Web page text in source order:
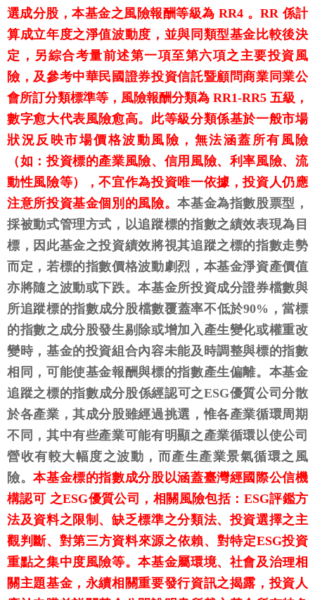
選成分股，本基金之風險報酬等級為 RR4 。RR 係計
算成立年度之淨值波動度，並與同類型基金比較後決
定，另綜合考量前述第一項至第六項之主要投資風
險，及參考中華民國證券投資信託暨顧問商業同業公
會所訂分類標準等，風險報酬分類為 RR1-RR5 五級，
數字愈大代表風險愈高。此等級分類係基於一般市場
狀況反映市場價格波動風險，無法涵蓋所有風險
（如：投資標的產業風險、信用風險、利率風險、流
動性風險等），不宜作為投資唯一依據，投資人仍應
注意所投資基金個別的風險。本基金為指數股票型，
採被動式管理方式，以追蹤標的指數之績效表現為目
標，因此基金之投資績效將視其追蹤之標的指數走勢
而定，若標的指數價格波動劇烈，本基金淨資產價值
亦將隨之波動或下跌。本基金所投資成分證券檔數與
所追蹤標的指數成分股檔數覆蓋率不低於90%，當標
的指數之成分股發生剔除或增加入產生變化或權重改
變時，基金的投資組合內容未能及時調整與標的指數
相同，可能使基金報酬與標的指數產生偏離。本基金
追蹤之標的指數成分股係經認可之ESG優質公司分散
於各產業，其成分股雖經過挑選，惟各產業循環周期
不同，其中有些產業可能有明顯之產業循環以使公司
營收有較大幅度之波動，而產生產業景氣循環之風
險。本基金標的指數成分股以涵蓋臺灣經國際公信機
構認可 之ESG優質公司，相關風險包括：ESG評鑑方
法及資料之限制、缺乏標準之分類法、投資選擇之主
觀判斷、對第三方資料來源之依賴、對特定ESG投資
重點之集中度風險等。本基金屬環境、社會及治理相
關主題基金，永續相關重要發行資訊之揭露，投資人